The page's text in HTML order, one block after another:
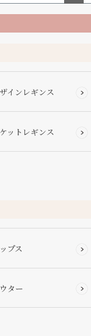
ップ
インレギンス
ットレギンス
プス
ター